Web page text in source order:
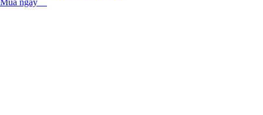
Mua ngay